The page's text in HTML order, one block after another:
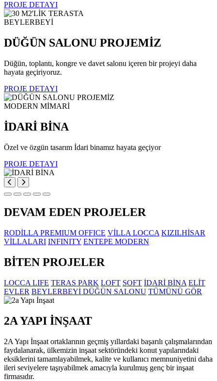
PROJE DETAYI
BEYLERBEYİ
DÜĞÜN SALONU PROJEMİZ
Düğün, toplantı, kongre ve davet salonu içeren bir projeyi daha
hayata geçiriyoruz.
PROJE DETAYI
MODERN MİMARİ
İDARİ BİNA
Özel ve özgün tasarım İdari binamız hayata geçiyor
PROJE DETAYI
DEVAM EDEN PROJELER
RODİLLA PREMIUM OFFICE VİLLA LOCCA KIZILHİSAR
VİLLALARI INFINITY ENTEPE MODERN
BİTEN PROJELER
LOCCA LIFE TERAS PARK LOFT SOFT İDARİ BİNA ELİT
EVLER BEYLERBEYİ DÜĞÜN SALONU TÜMÜNÜ GÖR
2A YAPI İNŞAAT
2A Yapı İnşaat ortaklarının geçmiş yıllardaki başarılı çalışmalarından
faydalanarak, ülkemizin inşaat sektöründeki konut yapılarındaki
eksiklerini tamamlayabilmek, kalite ve kullanıcı memnuniyetini daha
ileri seviyelere taşıyabilmek amacıyla kurulmuş genç bir inşaat
firmasıdır.